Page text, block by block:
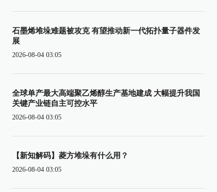
石墨烯堆垛难题被攻克 有望推动新一代拓扑量子器件发
展
2026-08-04 03:05
全球单产最大高端聚乙烯醇生产基地建成 大幅提升我国
关键产业链自主可控水平
2026-08-04 03:05
【新知解码】菱方堆垛有什么用？
2026-08-04 03:05